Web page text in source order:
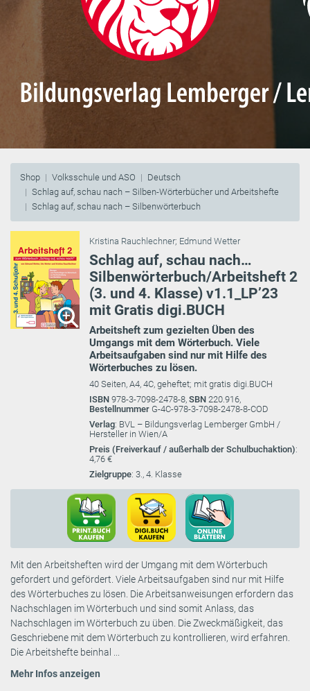
Shop Volksschule und ASO
Deutsch
Schlag auf, schau nach – Silben-Wörterbücher und Arbeitshefte
Schlag auf, schau nach – Silbenwörterbuch
Kristina Rauchlechner; Edmund Wetter
Schlag auf, schau nach…
Silbenwörterbuch/Arbeitsheft 2
(3. und 4. Klasse) v1.1_LP’23
mit Gratis digi.BUCH
Arbeitsheft zum gezielten Üben des
Umgangs mit dem Wörterbuch. Viele
Arbeitsaufgaben sind nur mit Hilfe des
Wörterbuches zu lösen.
40 Seiten, A4, 4C, geheftet; mit gratis digi.BUCH
ISBN 978-3-7098-2478-8, SBN 220.916,
Bestellnummer G-4C-978-3-7098-2478-8-COD
Verlag: BVL – Bildungsverlag Lemberger GmbH /
Hersteller in Wien/A
Preis (Freiverkauf / außerhalb der Schulbuchaktion):
4,76 €
Zielgruppe: 3., 4. Klasse
Mit den Arbeitsheften wird der Umgang mit dem Wörterbuch
gefordert und gefördert. Viele Arbeitsaufgaben sind nur mit Hilfe
des Wörterbuches zu lösen. Die Arbeitsanweisungen erfordern das
Nachschlagen im Wörterbuch und sind somit Anlass, das
Nachschlagen im Wörterbuch zu üben. Die Zweckmäßigkeit, das
Geschriebene mit dem Wörterbuch zu kontrollieren, wird erfahren.
Die Arbeitshefte beinhal ...
Mehr Infos anzeigen